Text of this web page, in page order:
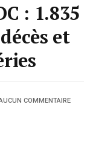
: 1.835
et
COMMENTAIRE